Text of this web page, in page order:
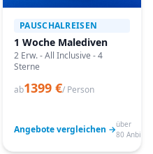
PAUSCHALREISEN
1 Woche Malediven
2 Erw. - All Inclusive - 4
Sterne
ab1399 €/ Person
Angebote vergleichen →über
80